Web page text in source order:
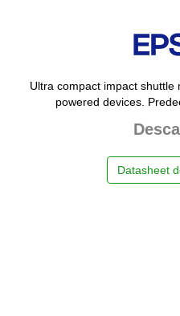
Ultra compact impact
powered devices.
Datasheet